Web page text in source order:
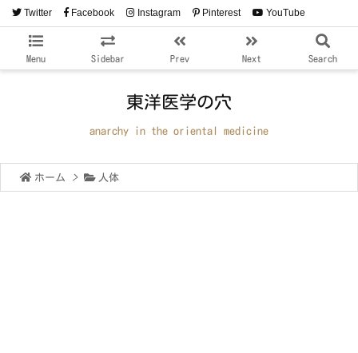
Menu Sidebar Prev Next Search
Twitter Facebook Instagram Pinterest YouTube
RSS
東洋医学の穴
anarchy in the oriental medicine
ホーム > 人体